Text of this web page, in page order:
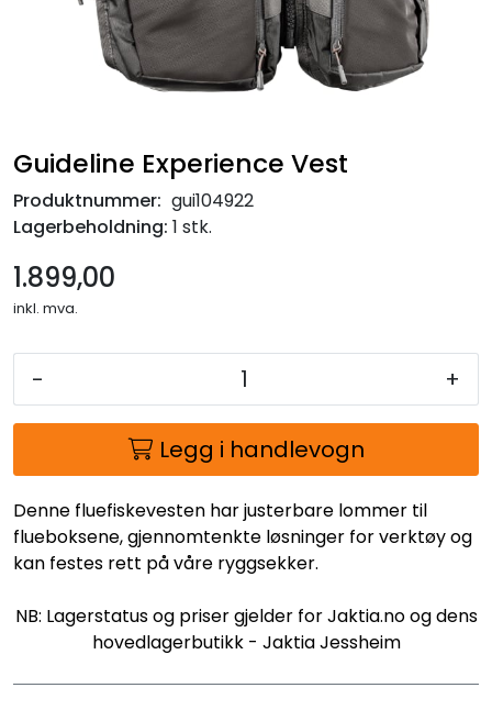
Guideline Experience Vest
Produktnummer: gui104922
Lagerbeholdning: 1 stk.
1.899,00
inkl. mva.
- +
Legg i handlevogn
Denne fluefiskevesten har justerbare lommer til
flueboksene, gjennomtenkte løsninger for verktøy og
kan festes rett på våre ryggsekker.
NB: Lagerstatus og priser gjelder for Jaktia.no og dens
hovedlagerbutikk - Jaktia Jessheim